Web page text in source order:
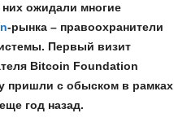
ожидали многие
-рынка – правоохранители
Первый визит
Bitcoin Foundation
пришли с обыском в рамках
год назад.